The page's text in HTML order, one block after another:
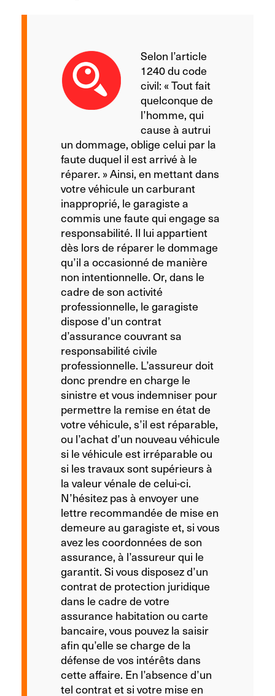
Selon l’article
1240 du code
civil: « Tout fait
quelconque de
l’homme, qui
cause à autrui
un dommage, oblige celui par la
faute duquel il est arrivé à le
réparer. » Ainsi, en mettant dans
votre véhicule un carburant
inapproprié, le garagiste a
commis une faute qui engage sa
responsabilité. Il lui appartient
dès lors de réparer le dommage
qu’il a occasionné de manière
non intentionnelle. Or, dans le
cadre de son activité
professionnelle, le garagiste
dispose d’un contrat
d’assurance couvrant sa
responsabilité civile
professionnelle. L’assureur doit
donc prendre en charge le
sinistre et vous indemniser pour
permettre la remise en état de
votre véhicule, s’il est réparable,
ou l’achat d’un nouveau véhicule
si le véhicule est irréparable ou
si les travaux sont supérieurs à
la valeur vénale de celui-ci.
N’hésitez pas à envoyer une
lettre recommandée de mise en
demeure au garagiste et, si vous
avez les coordonnées de son
assurance, à l’assureur qui le
garantit. Si vous disposez d’un
contrat de protection juridique
dans le cadre de votre
assurance habitation ou carte
bancaire, vous pouvez la saisir
afin qu’elle se charge de la
défense de vos intérêts dans
cette affaire. En l’absence d’un
tel contrat et si votre mise en